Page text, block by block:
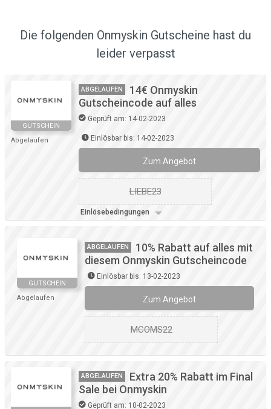
Die folgenden Onmyskin Gutscheine hast du
leider verpasst
GUTSCHEIN
Abgelaufen
ABGELAUFEN
14€ Onmyskin
Gutscheincode auf alles
Geprüft am: 14-02-2023
Einlösbar bis: 14-02-2023
Zum Angebot
LIEBE23
Einlösebedingungen
GUTSCHEIN
Abgelaufen
ABGELAUFEN
10% Rabatt auf alles mit
diesem Onmyskin Gutscheincode
Einlösbar bis: 13-02-2023
Zum Angebot
MCOMS22
ABGELAUFEN
Extra 20% Rabatt im Final
Sale bei Onmyskin
Geprüft am: 10-02-2023